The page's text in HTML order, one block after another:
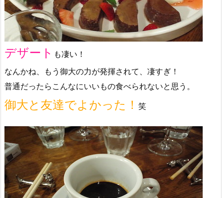
デザート も凄い！
なんかね、もう御大の力が発揮されて、凄すぎ！
普通だったらこんなにいいもの食べられないと思う。
御大と友達でよかった！ 笑